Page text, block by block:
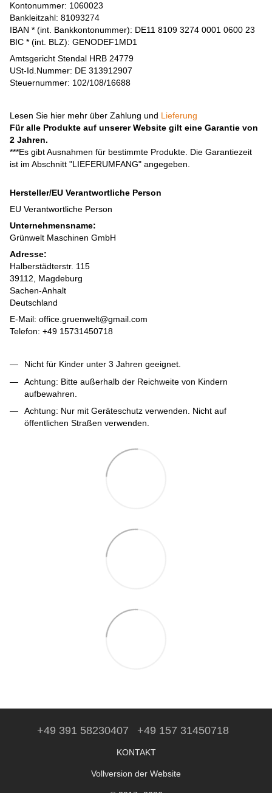
Kontonummer: 1060023
Bankleitzahl: 81093274
IBAN * (int. Bankkontonummer): DE11 8109 3274 0001 0600 23
BIC * (int. BLZ): GENODEF1MD1
Amtsgericht Stendal HRB 24779
USt-Id.Nummer: DE 313912907
Steuernummer: 102/108/16688
Lesen Sie hier mehr über Zahlung und Lieferung
Für alle Produkte auf unserer Website gilt eine Garantie von
2 Jahren.
***Es gibt Ausnahmen für bestimmte Produkte. Die Garantiezeit
ist im Abschnitt "LIEFERUMFANG" angegeben.
Hersteller/EU Verantwortliche Person
EU Verantwortliche Person
Unternehmensname:
Grünwelt Maschinen GmbH
Adresse:
Halberstädterstr. 115
39112, Magdeburg
Sachen-Anhalt
Deutschland
E-Mail: office.gruenwelt@gmail.com
Telefon: +49 15731450718
Nicht für Kinder unter 3 Jahren geeignet.
Achtung: Bitte außerhalb der Reichweite von Kindern
aufbewahren.
Achtung: Nur mit Geräteschutz verwenden. Nicht auf
öffentlichen Straßen verwenden.
+49 391 58230407 +49 157 31450718
KONTAKT
Vollversion der Website